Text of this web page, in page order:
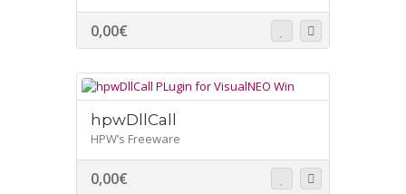
0,00€
hpwDllCall
HPW’s Freeware
0,00€